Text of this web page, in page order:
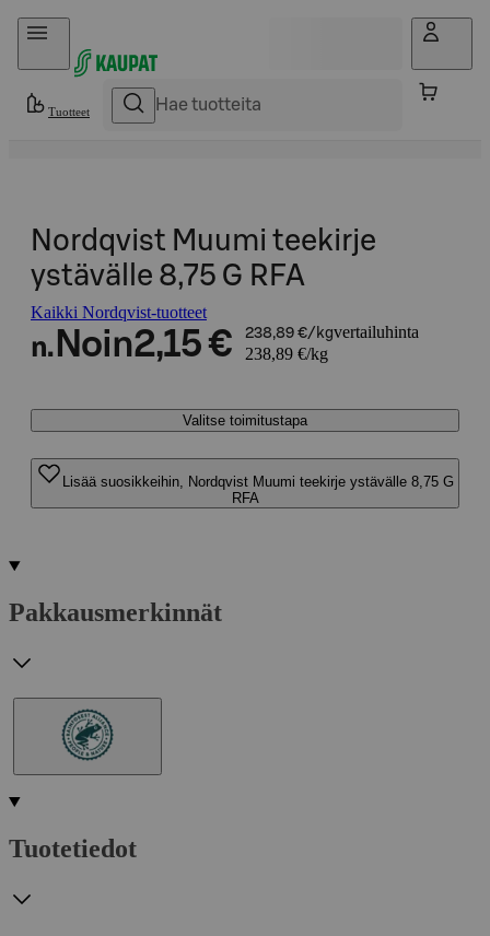
Hyppää sisältöön
Tuotteet
Nordqvist Muumi teekirje
ystävälle 8,75 G RFA
Kaikki Nordqvist-tuotteet
n. Noin2,15 € 238,89 €/kgvertailuhinta
238,89 €/kg
Valitse toimitustapa
Lisää suosikkeihin, Nordqvist Muumi teekirje ystävälle 8,75 G
RFA
Pakkausmerkinnät
Tuotetiedot